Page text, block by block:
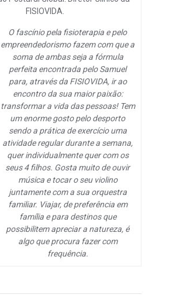
FISIOVIDA.
O fascínio pela fisioterapia e pelo
empreendedorismo fazem com que a
soma de ambas seja a fórmula
perfeita encontrada pelo Samuel
para, através da FISIOVIDA, ir ao
encontro da sua maior paixão:
transformar a vida das pessoas! Tem
um enorme gosto pelo desporto
sendo a prática de exercício uma
atividade regular durante a semana,
quer individualmente quer com os
seus 4 filhos. Gosta muito de ouvir
música e tocar o seu violino
juntamente com a sua orquestra
familiar. Viajar, de preferência em
família e para destinos que
possibilitem apreciar a natureza, é
algo que procura fazer com
frequência.